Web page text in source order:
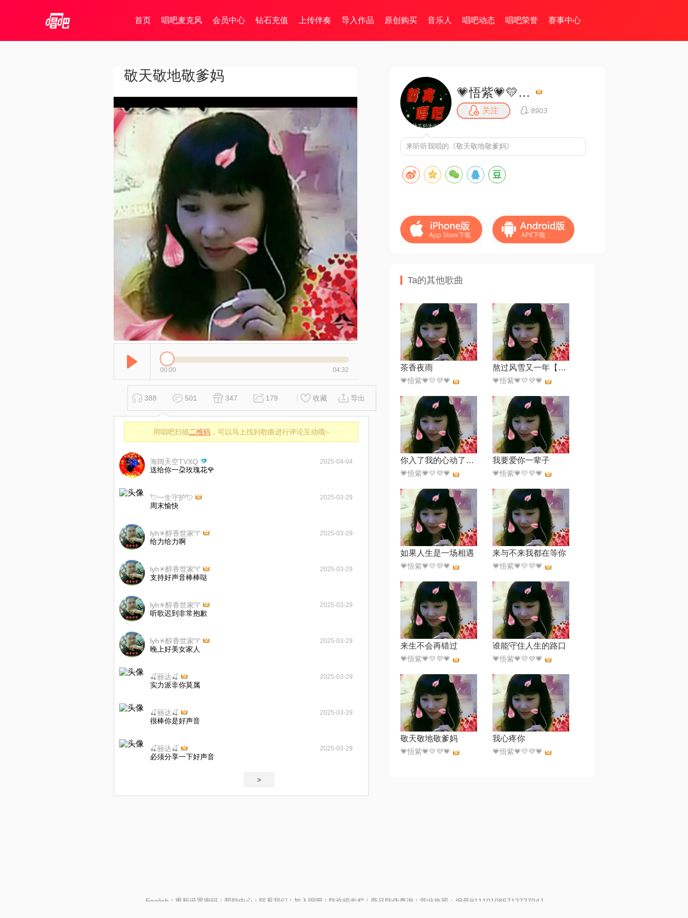
首页 唱吧麦克风 会员中心 钻石充值 上传伴奏 导入作品 原创购买 音乐人 唱吧动态 唱吧荣誉 赛事中心
敬天敬地敬爹妈
00:00 04:32
388 501 347 179 收藏 导出
用唱吧扫描二维码 ，可以马上找到歌曲进行评论互动哦~
海阔天空TVXQ 2025-04-04
送给你一朶玫瑰花🌹
💘一生守护💘 2025-03-29
周末愉快
lyh✳醇香世家♈ 2025-03-29
给力给力啊
lyh✳醇香世家♈ 2025-03-29
支持好声音棒棒哒
lyh✳醇香世家♈ 2025-03-29
听歌迟到非常抱歉
lyh✳醇香世家♈ 2025-03-29
晚上好美女家人
🍒丽达🍒 2025-03-29
实力派非你莫属
🍒丽达🍒 2025-03-29
很棒你是好声音
🍒丽达🍒 2025-03-29
必须分享一下好声音
>
💗悟紫💗💛💜💗
关注 8903
来听听我唱的《敬天敬地敬爹妈》
Ta的其他歌曲
茶香夜雨
💗悟紫💗💛💜💗
熬过风雪又一年【烟嗓女版】
💗悟紫💗💛💜💗
你入了我的心动了我的情
💗悟紫💗💛💜💗
我要爱你一辈子
💗悟紫💗💛💜💗
如果人生是一场相遇
💗悟紫💗💛💜💗
来与不来我都在等你
💗悟紫💗💛💜💗
来生不会再错过
💗悟紫💗💛💜💗
谁能守住人生的路口
💗悟紫💗💛💜💗
敬天敬地敬爹妈
💗悟紫💗💛💜💗
我心疼你
💗悟紫💗💛💜💗
English | 重新设置密码| 帮助中心 | 联系我们 | 加入唱吧 | 防诈骗专栏 | 商品防伪查询 | 营业执照：编号91110108571272704J